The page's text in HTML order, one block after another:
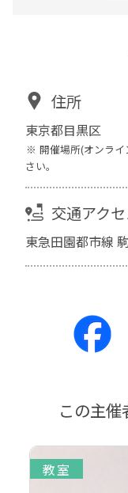
住所
東京都目黒区
開催場所(オンラ
さい。
交通アク
東急田園都市線
この主
教室